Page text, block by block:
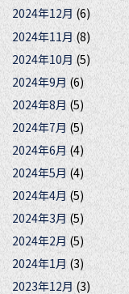
2024年12月 (6)
2024年11月(8)
2024年10月 (5)
2024年9月(6)
2024年8月 (5)
2024年7月(5)
2024年6月 (4)
2024年5月(4)
2024年4月(5)
2024年3月(5)
2024年2月(5)
2024年1月(3)
2023年12月 (3)